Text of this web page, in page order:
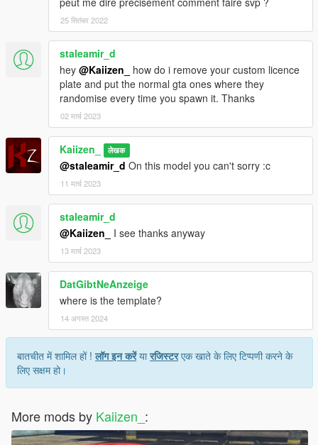
25 सितंबर 2022
staleamir_d
hey @Kaiizen_
how do i remove your custom licence
plate and put the normal gta ones where they
randomise every time you spawn it. Thanks
02 मार्च 2023
Kaiizen_ लेखक
@staleamir_d On this model you can't sorry :c
11 मार्च 2023
staleamir_d
@Kaiizen_
I see thanks anyway
13 मार्च 2023
DatGibtNeAnzeige
where is the template?
14 अगस्त 2024
बातचीत में शामिल हों !लॉग इन करेंयारजिस्टरएक खाते के लिए टिप्पणी करने के
लिए सक्षम हो।
More mods by Kaiizen_ :